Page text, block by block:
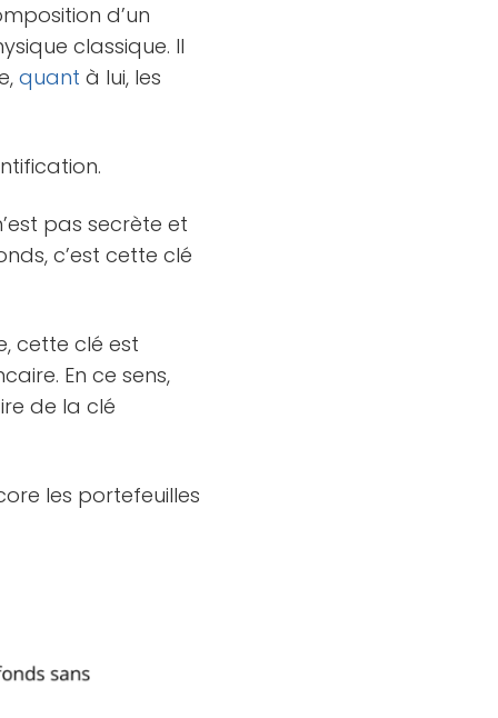
d’un
classique. Il
quant à lui, les
pas secrète et
c’est cette clé
cette clé est
En ce sens,
de la clé
les portefeuilles